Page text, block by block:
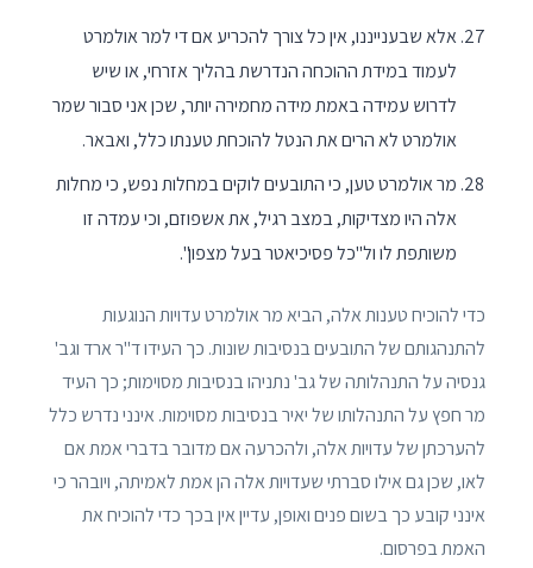
אלא שבענייננו, אין כל צורך להכריע אם די למר אולמרט
לעמוד במידת ההוכחה הנדרשת בהליך אזרחי, או שיש
לדרוש עמידה באמת מידה מחמירה יותר, שכן אני סבור שמר
אולמרט לא הרים את הנטל להוכחת טענתו כלל, ואבאר.
מר אולמרט טען, כי התובעים לוקים במחלות נפש, כי מחלות
אלה היו מצדיקות, במצב רגיל, את אשפוזם, וכי עמדה זו
משותפת לו ול"כל פסיכיאטר בעל מצפון".
כדי להוכיח טענות אלה, הביא מר אולמרט עדויות הנוגעות
להתנהגותם של התובעים בנסיבות שונות. כך העידו ד"ר ארד וגב'
גנסיה על התנהלותה של גב' נתניהו בנסיבות מסוימות; כך העיד
מר חפץ על התנהלותו של יאיר בנסיבות מסוימות. אינני נדרש כלל
להערכתן של עדויות אלה, ולהכרעה אם מדובר בדברי אמת אם
לאו, שכן גם אילו סברתי שעדויות אלה הן אמת לאמיתה, ויובהר כי
אינני קובע כך בשום פנים ואופן, עדיין אין בכך כדי להוכיח את
האמת בפרסום.